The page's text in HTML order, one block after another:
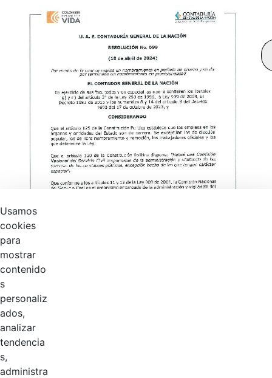
Usamos
cookies
para
mostrar
contenido
s
personaliz
ados,
analizar
tendencia
s,
administra